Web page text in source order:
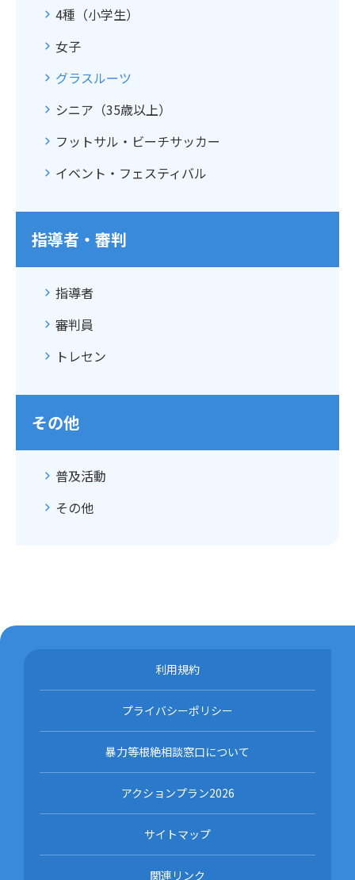
4種（小学生）
女子
グラスルーツ
シニア（35歳以上）
フットサル・ビーチサッカー
イベント・フェスティバル
指導者・審判
指導者
審判員
トレセン
その他
普及活動
その他
利用規約
プライバシーポリシー
暴力等根絶相談窓口について
アクションプラン2026
サイトマップ
関連リンク